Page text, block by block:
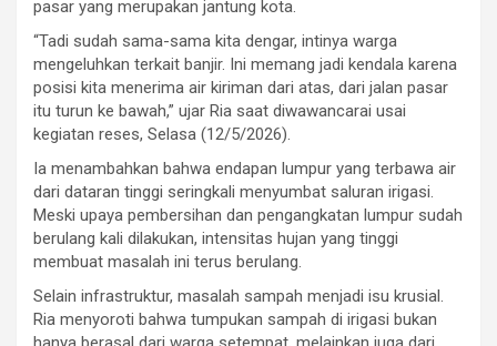
pasar yang merupakan jantung kota.
“Tadi sudah sama-sama kita dengar, intinya warga
mengeluhkan terkait banjir. Ini memang jadi kendala karena
posisi kita menerima air kiriman dari atas, dari jalan pasar
itu turun ke bawah,” ujar Ria saat diwawancarai usai
kegiatan reses, Selasa (12/5/2026).
Ia menambahkan bahwa endapan lumpur yang terbawa air
dari dataran tinggi seringkali menyumbat saluran irigasi.
Meski upaya pembersihan dan pengangkatan lumpur sudah
berulang kali dilakukan, intensitas hujan yang tinggi
membuat masalah ini terus berulang.
Selain infrastruktur, masalah sampah menjadi isu krusial.
Ria menyoroti bahwa tumpukan sampah di irigasi bukan